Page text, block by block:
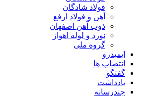
فولاد شادگان
آهن و فولاد ارفع
ذوب آهن اصفهان
نورد و لوله اهواز
گروه ملی
ایمیدرو
انتصاب ها
گفتگو
یادداشت
چندرسانه